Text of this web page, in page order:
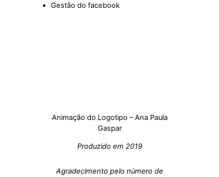
Gestão do facebook
Animação do Logotipo – Ana Paula
Gaspar
Produzido em 2019
Agradecimento pelo número de